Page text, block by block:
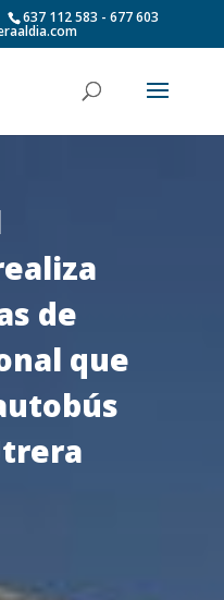
637 112 583 - 677 603
de
que